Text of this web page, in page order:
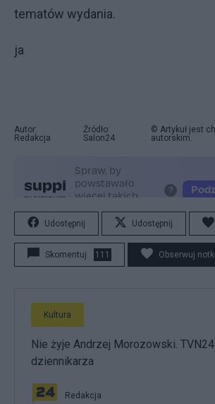
tematów wydania.
ja
Autor:
Redakcja
Źródło:
Salon24
© Artykuł jest
autorskim.
Udostępnij Udostępnij
Skomentuj 111 Obserwuj
Kultura
Nie żyje Andrzej Morozowski.
dziennikarza
Redakcja